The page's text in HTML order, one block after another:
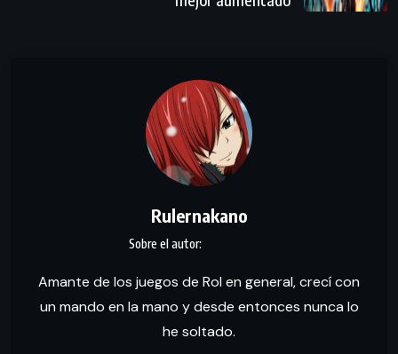
Rulernakano
Amante de los juegos de Rol en general, crecí con
un mando en la mano y desde entonces nunca lo
he soltado.